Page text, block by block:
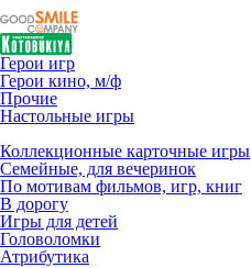
Герои игр
Герои кино, м/ф
Прочие
Настольные игры
Коллекционные карточные игры
Семейные, для вечеринок
По мотивам фильмов, игр, книг
В дорогу
Игры для детей
Головоломки
Атрибутика